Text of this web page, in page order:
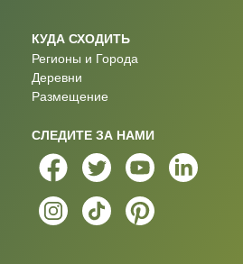
КУДА СХОДИТЬ
Регионы и Города
Деревни
Размещение
СЛЕДИТЕ ЗА НАМИ